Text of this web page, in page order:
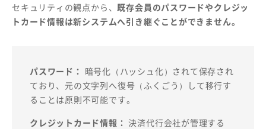
セキュリティの観点から、 既存会員のパスワードやクレジッ
トカード情報は新システムへ引き継ぐことができません。
パスワード： 暗号化（ハッシュ化）されて保存され
ており、元の文字列へ復号（ふくごう）して移行す
ることは原則不可能です。
クレジットカード情報： 決済代行会社が管理する